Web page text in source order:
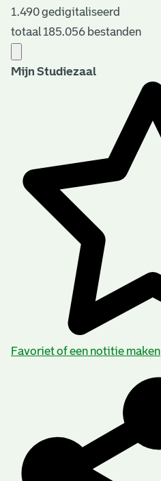
1.490 gedigitaliseerd
totaal 185.056 bestanden
Mijn Studiezaal
Favoriet of een notitie maken